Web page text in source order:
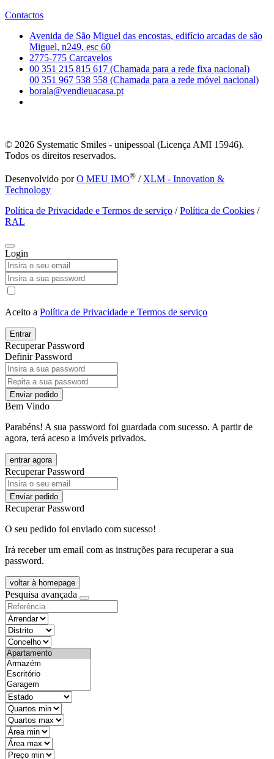
Contactos
Avenida de São Miguel das encostas, edifício arcadas de são
Miguel, n249, esc 60
2775-775 Carcavelos
00 351 215 815 617 (Chamada para a rede fixa nacional)
00 351 967 538 558 (Chamada para a rede móvel nacional)
borala@vendieuacasa.pt
© 2026 Systematic Smiles - unipessoal (Licença AMI 15946).
Todos os direitos reservados.
Desenvolvido porO MEU IMO® / XLM - Innovation &
Technology
Política de Privacidade e Termos de serviço /Política de Cookies /
RAL
Login
Aceito a Política de Privacidade e Termos de serviço
Entrar
Recuperar Password
Definir Password
Enviar pedido
Bem Vindo
Parabéns! A sua password foi guardada com sucesso. A partir de
agora, terá aceso a imóveis privados.
entrar agora
Recuperar Password
Enviar pedido
Recuperar Password
O seu pedido foi enviado com sucesso!
Irá receber um email com as instruções para recuperar a sua
password.
voltar à homepage
Pesquisa avançada
objective
districtId
countyId
types
state
mintypo
maxtypo
minarea
maxarea
minprice